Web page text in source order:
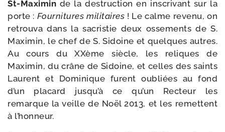
St-​Maximin de la des­truc­tion en ins­cri­vant sur la
porte : Fournitures mili­taires ! Le calme reve­nu, on
retrou­va dans la sacris­tie deux osse­ments de S.
Maximin, le chef de S. Sidoine et quelques autres.
Au cours du XXème siècle, les reliques de
Maximin, du crâne de Sidoine, et celles des saints
Laurent et Dominique furent oubliées au fond
d’un pla­card jusqu’à ce qu’un Recteur les
remarque la veille de Noël 2013, et les remettent
à l’honneur.